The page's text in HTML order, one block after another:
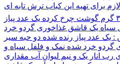
برای تهیه این کباب ترش تابه ای
خوشمزه: برای مواد کباب: ۳۰۰ گرم گوشت چرخ کرده یک عدد پیاز
سیاه یک قاشق غذاخوری گردو خرد
: یک عدد پیاز رنده شده دو حبه سیر
گردو خرد شده نمک و فلفل سیاه و
رب انار یک و نیم لیوان آب مقداری